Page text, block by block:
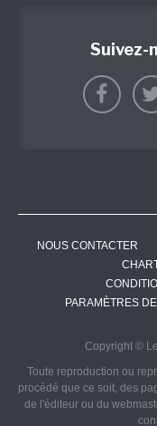
Suivez-
NOUS CONTACTER
PARAMÈTRES
Copyright ©
Toute reproduction ou
procédé que ce soit, des
de l'éditeur ou du